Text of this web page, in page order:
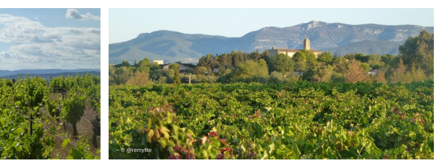
– © @remyfite